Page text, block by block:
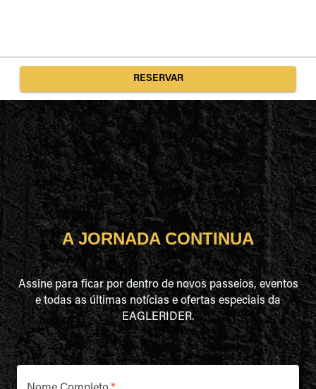
RESERVAR
A JORNADA CONTINUA
Assine para ficar por dentro de novos passeios, eventos
e todas as últimas notícias e ofertas especiais da
EAGLERIDER.